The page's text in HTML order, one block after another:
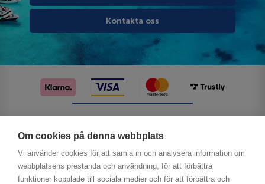
Om cookies på denna webbplats
Vi använder cookies för att samla in och analysera information om
webbplatsens prestanda och användning, för att förbättra
funktioner kopplade till sociala medier och för att förbättra och
Kontakta oss